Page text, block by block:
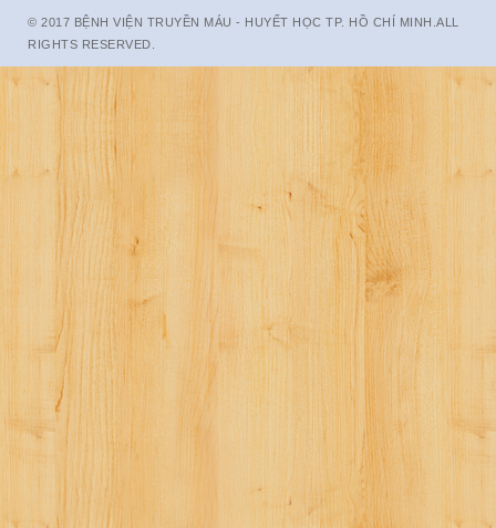
© 2017 BỆNH VIỆN TRUYỀN MÁU - HUYẾT HỌC TP. HỒ CHÍ MINH.ALL
RIGHTS RESERVED.